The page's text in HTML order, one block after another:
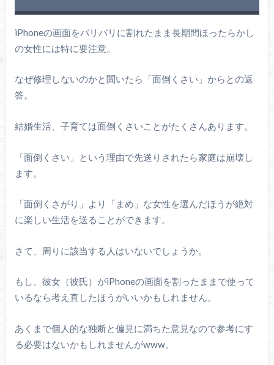
iPhoneの画面をバリバリに割れたまま長期間ほったらかし
の女性には特に要注意。
なぜ修理しないのかと聞いたら「面倒くさい」からとの返
答。
結婚生活、子育ては面倒くさいことがたくさんあります。
「面倒くさい」という理由で先送りされたら家庭は崩壊し
ます。
「面倒くさがり」より「まめ」な女性を選んだほうが絶対
に楽しい生活を送ることができます。
さて、周りに該当する人はいないでしょうか。
もし、彼女（彼氏）がiPhoneの画面を割ったままで使って
いるなら考え直したほうがいいかもしれません。
あくまで個人的な独断と偏見に満ちた意見なので参考にす
る必要はないかもしれませんがwww。